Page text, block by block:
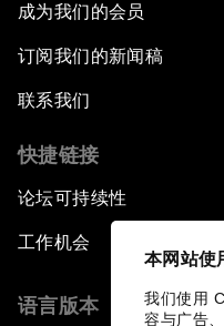
本网站使
我们使用
容与广告
成为我们的会员
订阅我们的新闻稿
联系我们
快捷链接
论坛可持续性
工作机会
语言版本